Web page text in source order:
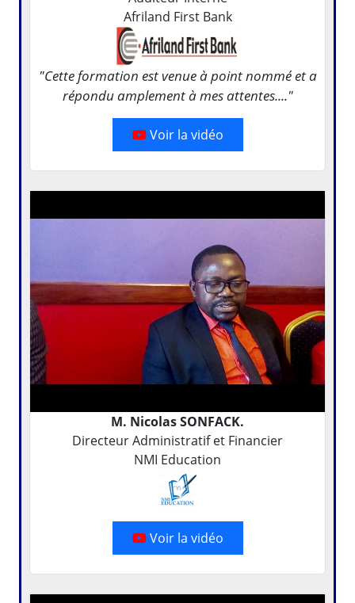
Afriland First Bank
"Cette formation est venue à point nommé et a
répondu amplement à mes attentes...."
Voir la vidéo
M. Nicolas SONFACK.
Directeur Administratif et Financier
NMI Education
Voir la vidéo